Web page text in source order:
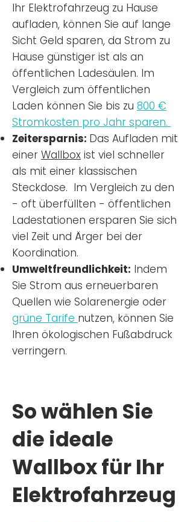
Ihr Elektrofahrzeug zu Hause
aufladen, können Sie auf lange
Sicht Geld sparen, da Strom zu
Hause günstiger ist als an
öffentlichen Ladesäulen. Im
Vergleich zum öffentlichen
Laden können Sie bis zu 800 €
Stromkosten pro Jahr sparen.
Zeitersparnis: Das Aufladen mit
einer Wallbox ist viel schneller
als mit einer klassischen
Steckdose. Im Vergleich zu den
- oft überfüllten - öffentlichen
Ladestationen ersparen Sie sich
viel Zeit und Ärger bei der
Koordination.
Umweltfreundlichkeit: Indem
Sie Strom aus erneuerbaren
Quellen wie Solarenergie oder
grüne Tarife nutzen, können Sie
Ihren ökologischen Fußabdruck
verringern.
So wählen Sie
die ideale
Wallbox für Ihr
Elektrofahrzeug